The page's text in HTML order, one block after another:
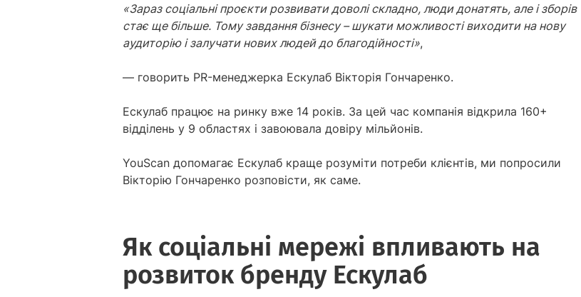
«Зараз соціальні проєкти розвивати доволі складно, люди донатять, але і зборів
стає ще більше. Тому завдання бізнесу – шукати можливості виходити на нову
аудиторію і залучати нових людей до благодійності»,
— говорить PR-менеджерка Ескулаб Вікторія Гончаренко.
Ескулаб працює на ринку вже 14 років. За цей час компанія відкрила 160+
відділень у 9 областях і завоювала довіру мільйонів.
YouScan допомагає Ескулаб краще розуміти потреби клієнтів, ми попросили
Вікторію Гончаренко розповісти, як саме.
Як соціальні мережі впливають на
розвиток бренду Ескулаб